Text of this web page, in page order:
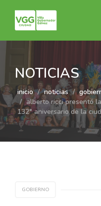
NOTICIAS
inicio noticias
alberto ricci presentó
132° aniversario de la
GOBIERNO